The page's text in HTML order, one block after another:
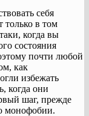
себя
только в том
когда вы
состояния
почти любой
как
избежать
когда они
шаг, прежде
монофобии.